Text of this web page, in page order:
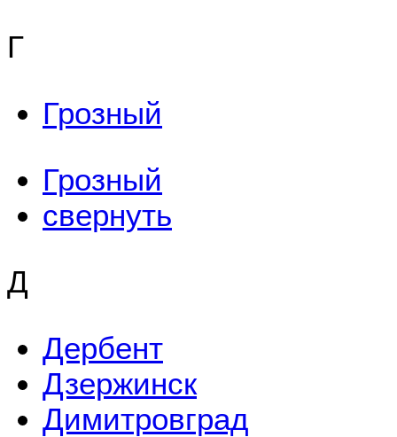
Г
Грозный
Грозный
свернуть
Д
Дербент
Дзержинск
Димитровград